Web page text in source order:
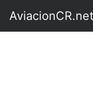
AviacionCR.net